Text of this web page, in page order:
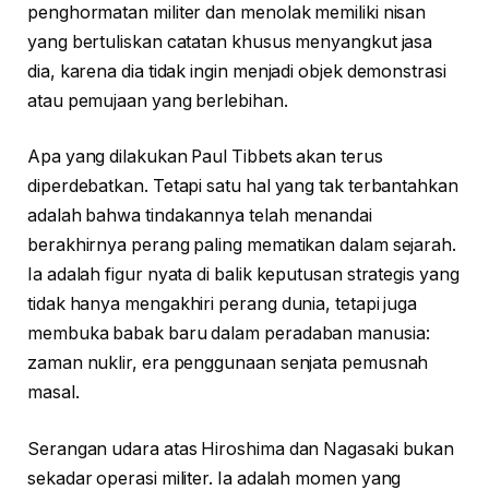
penghormatan militer dan menolak memiliki nisan
yang bertuliskan catatan khusus menyangkut jasa
dia, karena dia tidak ingin menjadi objek demonstrasi
atau pemujaan yang berlebihan.
Apa yang dilakukan Paul Tibbets akan terus
diperdebatkan. Tetapi satu hal yang tak terbantahkan
adalah bahwa tindakannya telah menandai
berakhirnya perang paling mematikan dalam sejarah.
Ia adalah figur nyata di balik keputusan strategis yang
tidak hanya mengakhiri perang dunia, tetapi juga
membuka babak baru dalam peradaban manusia:
zaman nuklir, era penggunaan senjata pemusnah
masal.
Serangan udara atas Hiroshima dan Nagasaki bukan
sekadar operasi militer. Ia adalah momen yang